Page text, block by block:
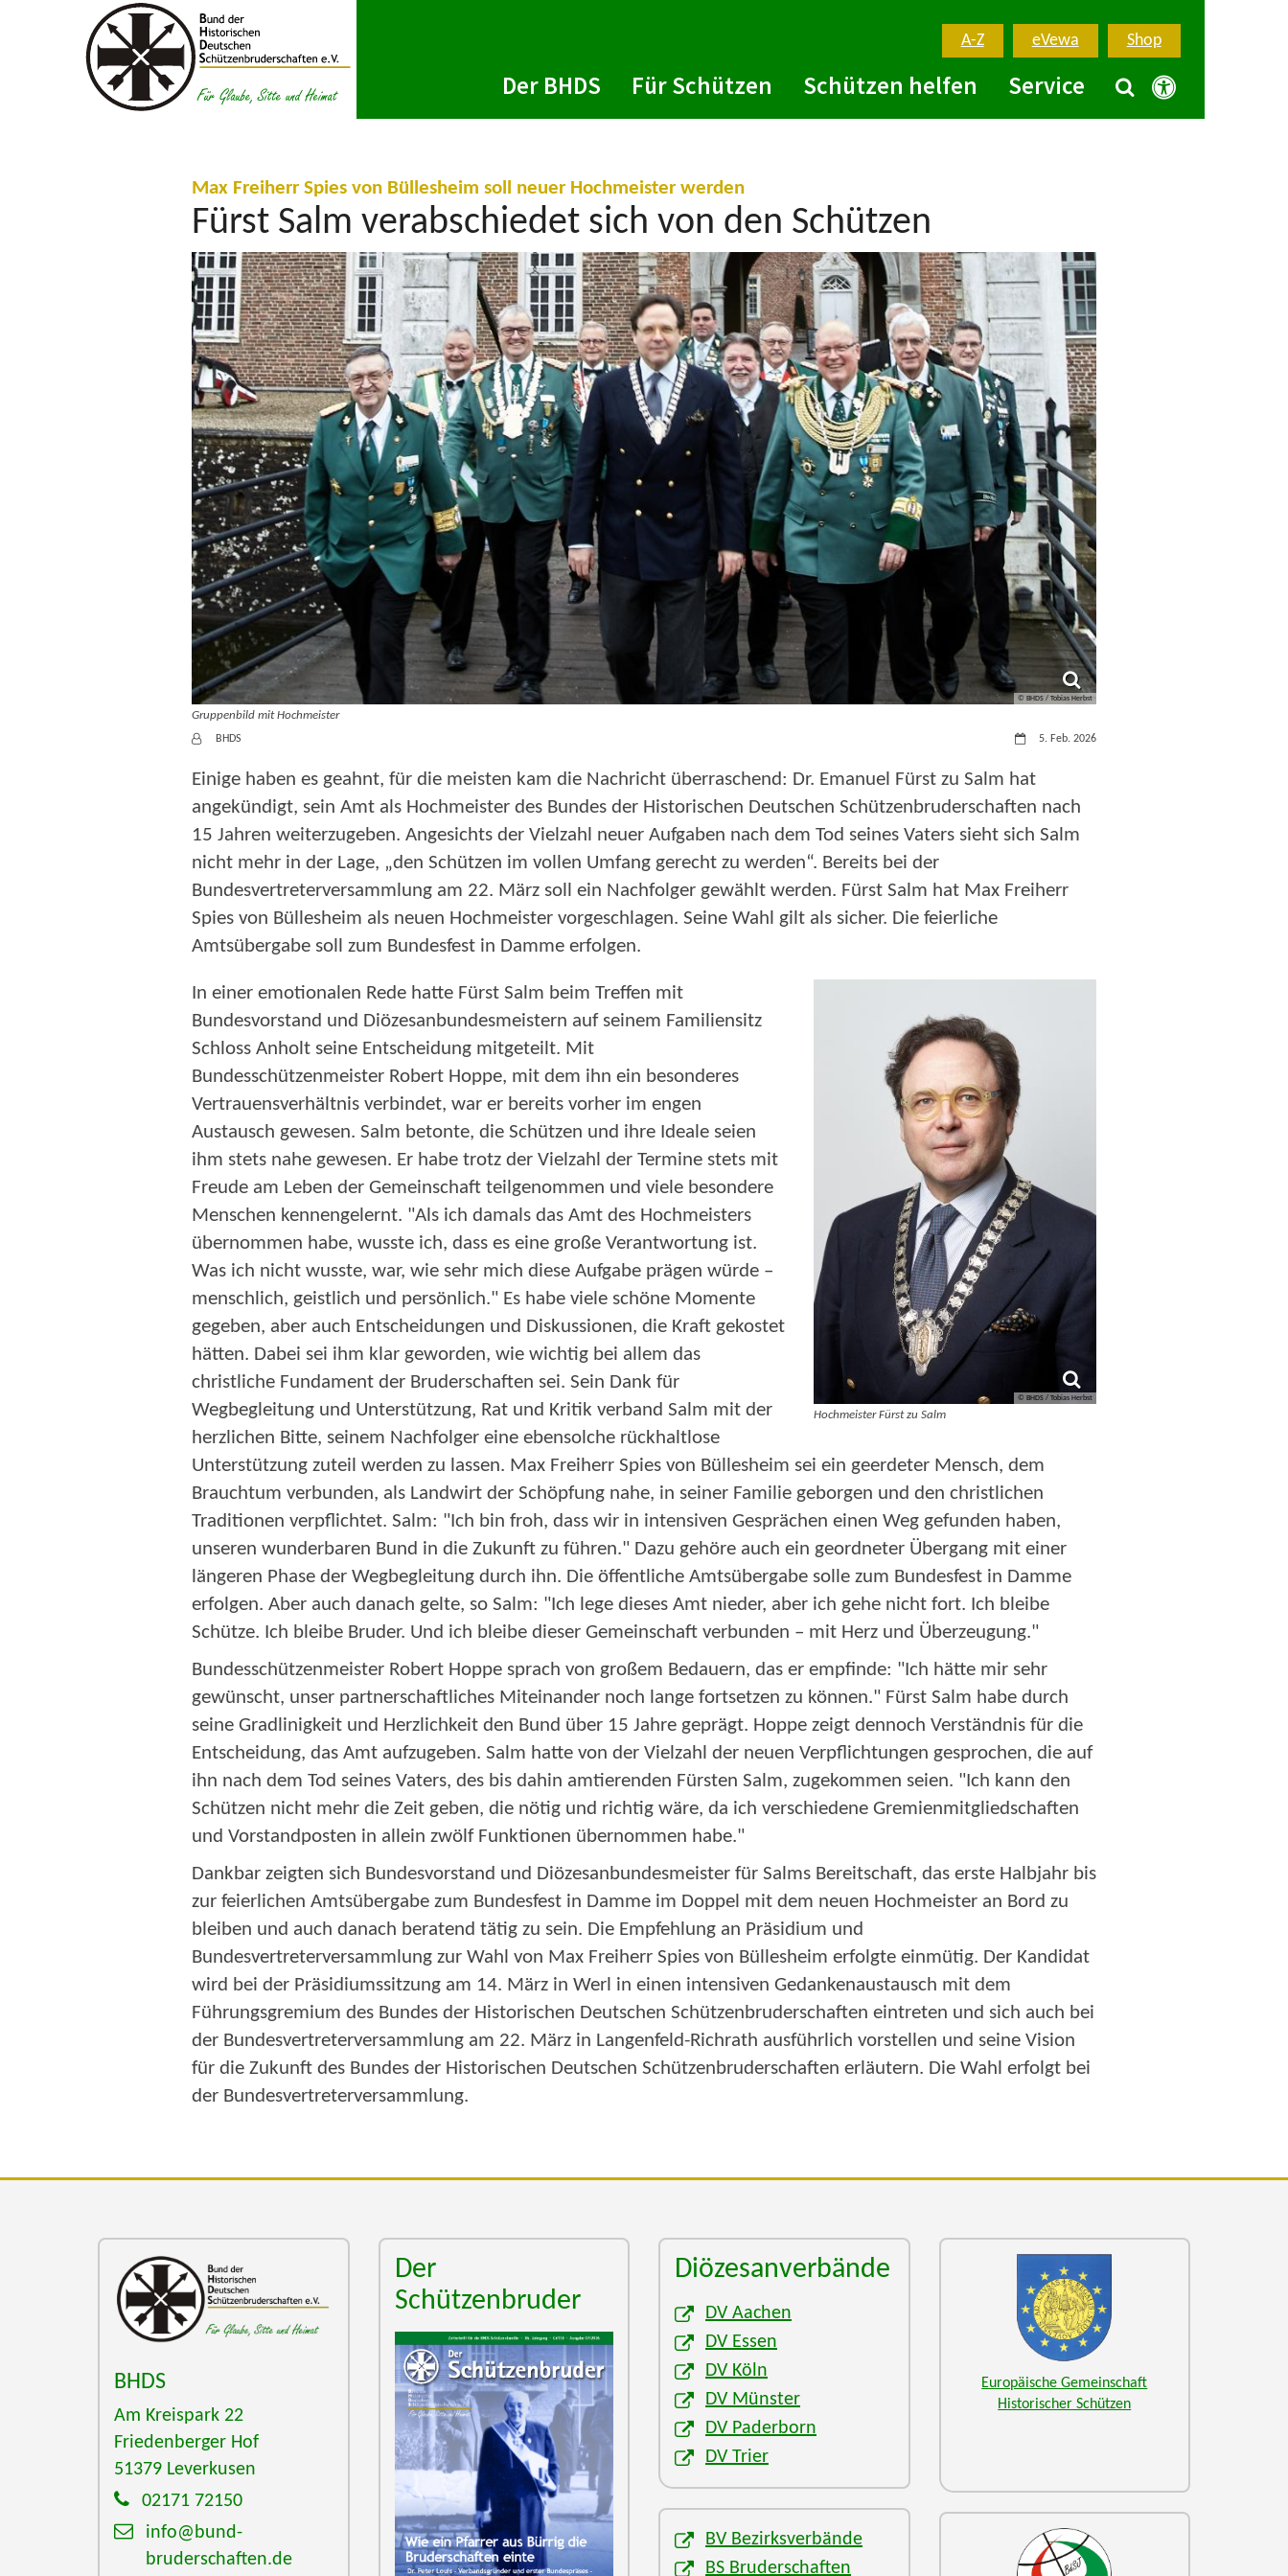
Zum Inhalt springen
A-Z eVewa Shop
Der BHDS Für Schützen Schützen helfen Service
Max Freiherr Spies von Büllesheim soll neuer Hochmeister werden:
Fürst Salm verabschiedet sich von den Schützen
© BHDS / Tobias Herbst
Gruppenbild mit Hochmeister
Datum:5. Feb. 2026
Von: BHDS
Einige haben es geahnt, für die meisten kam die Nachricht überraschend: Dr. Emanuel Fürst zu Salm hat
angekündigt, sein Amt als Hochmeister des Bundes der Historischen Deutschen Schützenbruderschaften nach
15 Jahren weiterzugeben. Angesichts der Vielzahl neuer Aufgaben nach dem Tod seines Vaters sieht sich Salm
nicht mehr in der Lage, „den Schützen im vollen Umfang gerecht zu werden“. Bereits bei der
Bundesvertreterversammlung am 22. März soll ein Nachfolger gewählt werden. Fürst Salm hat Max Freiherr
Spies von Büllesheim als neuen Hochmeister vorgeschlagen. Seine Wahl gilt als sicher. Die feierliche
Amtsübergabe soll zum Bundesfest in Damme erfolgen.
© BHDS / Tobias Herbst
Hochmeister Fürst zu Salm
In einer emotionalen Rede hatte Fürst Salm beim Treffen mit
Bundesvorstand und Diözesanbundesmeistern auf seinem Familiensitz
Schloss Anholt seine Entscheidung mitgeteilt. Mit
Bundesschützenmeister Robert Hoppe, mit dem ihn ein besonderes
Vertrauensverhältnis verbindet, war er bereits vorher im engen
Austausch gewesen. Salm betonte, die Schützen und ihre Ideale seien
ihm stets nahe gewesen. Er habe trotz der Vielzahl der Termine stets mit
Freude am Leben der Gemeinschaft teilgenommen und viele besondere
Menschen kennengelernt. "Als ich damals das Amt des Hochmeisters
übernommen habe, wusste ich, dass es eine große Verantwortung ist.
Was ich nicht wusste, war, wie sehr mich diese Aufgabe prägen würde –
menschlich, geistlich und persönlich." Es habe viele schöne Momente
gegeben, aber auch Entscheidungen und Diskussionen, die Kraft gekostet
hätten. Dabei sei ihm klar geworden, wie wichtig bei allem das
christliche Fundament der Bruderschaften sei. Sein Dank für
Wegbegleitung und Unterstützung, Rat und Kritik verband Salm mit der
herzlichen Bitte, seinem Nachfolger eine ebensolche rückhaltlose
Unterstützung zuteil werden zu lassen. Max Freiherr Spies von Büllesheim sei ein geerdeter Mensch, dem
Brauchtum verbunden, als Landwirt der Schöpfung nahe, in seiner Familie geborgen und den christlichen
Traditionen verpflichtet. Salm: "Ich bin froh, dass wir in intensiven Gesprächen einen Weg gefunden haben,
unseren wunderbaren Bund in die Zukunft zu führen." Dazu gehöre auch ein geordneter Übergang mit einer
längeren Phase der Wegbegleitung durch ihn. Die öffentliche Amtsübergabe solle zum Bundesfest in Damme
erfolgen. Aber auch danach gelte, so Salm: "Ich lege dieses Amt nieder, aber ich gehe nicht fort. Ich bleibe
Schütze. Ich bleibe Bruder. Und ich bleibe dieser Gemeinschaft verbunden – mit Herz und Überzeugung."
Bundesschützenmeister Robert Hoppe sprach von großem Bedauern, das er empfinde: "Ich hätte mir sehr
gewünscht, unser partnerschaftliches Miteinander noch lange fortsetzen zu können." Fürst Salm habe durch
seine Gradlinigkeit und Herzlichkeit den Bund über 15 Jahre geprägt. Hoppe zeigt dennoch Verständnis für die
Entscheidung, das Amt aufzugeben. Salm hatte von der Vielzahl der neuen Verpflichtungen gesprochen, die auf
ihn nach dem Tod seines Vaters, des bis dahin amtierenden Fürsten Salm, zugekommen seien. "Ich kann den
Schützen nicht mehr die Zeit geben, die nötig und richtig wäre, da ich verschiedene Gremienmitgliedschaften
und Vorstandposten in allein zwölf Funktionen übernommen habe."
Dankbar zeigten sich Bundesvorstand und Diözesanbundesmeister für Salms Bereitschaft, das erste Halbjahr bis
zur feierlichen Amtsübergabe zum Bundesfest in Damme im Doppel mit dem neuen Hochmeister an Bord zu
bleiben und auch danach beratend tätig zu sein. Die Empfehlung an Präsidium und
Bundesvertreterversammlung zur Wahl von Max Freiherr Spies von Büllesheim erfolgte einmütig. Der Kandidat
wird bei der Präsidiumssitzung am 14. März in Werl in einen intensiven Gedankenaustausch mit dem
Führungsgremium des Bundes der Historischen Deutschen Schützenbruderschaften eintreten und sich auch bei
der Bundesvertreterversammlung am 22. März in Langenfeld-Richrath ausführlich vorstellen und seine Vision
für die Zukunft des Bundes der Historischen Deutschen Schützenbruderschaften erläutern. Die Wahl erfolgt bei
der Bundesvertreterversammlung.
BHDS
Am Kreispark 22
Friedenberger Hof
51379 Leverkusen
02171 72150
info@bund-
bruderschaften.de
Der
Schützenbruder
Diözesanverbände
DV Aachen
DV Essen
DV Köln
DV Münster
DV Paderborn
DV Trier
BV Bezirksverbände
BS Bruderschaften
Europäische Gemeinschaft
Historischer Schützen